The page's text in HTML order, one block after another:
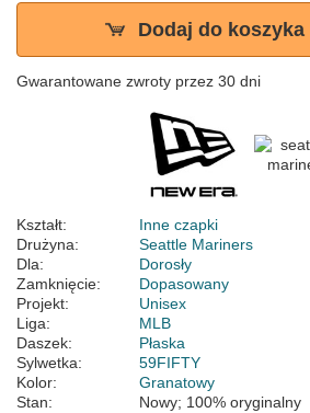
Dodaj do koszyka
Gwarantowane zwroty przez 30 dni
Kształt:
Inne czapki
Drużyna:
Seattle Mariners
Dla:
Dorosły
Zamknięcie:
Dopasowany
Projekt:
Unisex
Liga:
MLB
Daszek:
Płaska
Sylwetka:
59FIFTY
Kolor:
Granatowy
Stan:
Nowy; 100% oryginalny